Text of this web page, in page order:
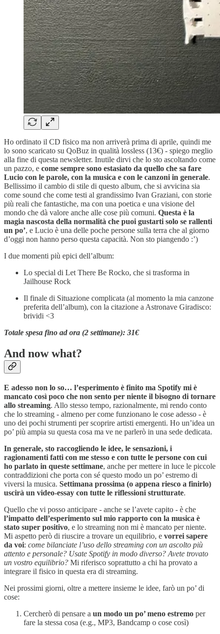
Ho ordinato il CD fisico ma non arriverà prima di aprile, quindi me
lo sono scaricato su QoBuz in qualità lossless (13€) - spiego meglio
alla fine di questa newsletter. Inutile dirvi che lo sto ascoltando come
un pazzo, e come sempre sono estasiato da quello che sa fare
Lucio con le parole, con la musica e con le canzoni in generale.
Bellissimo il cambio di stile di questo album, che si avvicina sia
come sound che come testi al grandissimo Ivan Graziani, con storie
più reali che fantastiche, ma con una poetica e una visione del
mondo che dà valore anche alle cose più comuni. Questa è la
magia nascosta della normalità che puoi gustarti solo se rallenti
un po’, e Lucio è una delle poche persone sulla terra che al giorno
d’oggi non hanno perso questa capacità. Non sto piangendo :’)
I due momenti più epici dell’album:
Lo special di Let There Be Rocko, che si trasforma in
Jailhouse Rock
Il finale di Situazione complicata (al momento la mia canzone
preferita dell’album), con la citazione a Astronave Giradisco:
brividi <3
Totale spesa fino ad ora (2 settimane): 31€
And now what?
E adesso non lo so… l’esperimento è finito ma Spotify mi è
mancato così poco che non sento per niente il bisogno di tornare
allo streaming. Allo stesso tempo, razionalmente, mi rendo conto
che lo streaming - almeno per come funzionano le cose adesso - è
uno dei pochi strumenti per scoprire artisti emergenti. Ho un’idea un
po’ più ampia su questa cosa ma ve ne parlerò in una sede dedicata.
In generale, sto raccogliendo le idee, le sensazioni, i
ragionamenti fatti con me stesso e con tutte le persone con cui
ho parlato in queste settimane, anche per mettere in luce le piccole
contraddizioni che porta con sé questo modo un po’ estremo di
viversi la musica. Settimana prossima (o appena riesco a finirlo)
uscirà un video-essay con tutte le riflessioni strutturate.
Quello che vi posso anticipare - anche se l’avete capito - è che
l’impatto dell’esperimento sul mio rapporto con la musica è
stato super positivo, e lo streaming non mi è mancato per niente.
Mi aspetto però di riuscire a trovare un equilibrio, e vorrei sapere
da voi: come bilanciate l’uso dello streaming con un ascolto più
attento e personale? Usate Spotify in modo diverso? Avete trovato
un vostro equilibrio? Mi riferisco soprattutto a chi ha provato a
integrare il fisico in questa era di streaming.
Nei prossimi giorni, oltre a mettere insieme le idee, farò un po’ di
cose:
Cercherò di pensare a un modo un po’ meno estremo per
fare la stessa cosa (e.g., MP3, Bandcamp o cose così)